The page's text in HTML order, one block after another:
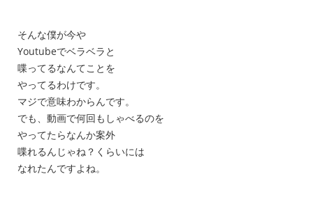
そんな僕が今や
Youtubeでベラベラと
喋ってるなんてことを
やってるわけです。
マジで意味わからんです。
でも、動画で何回もしゃべるのを
やってたらなんか案外
喋れるんじゃね？くらいには
なれたんですよね。